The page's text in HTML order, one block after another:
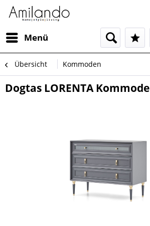
Menü
Übersicht Kommoden
Dogtas LORENTA Kommode